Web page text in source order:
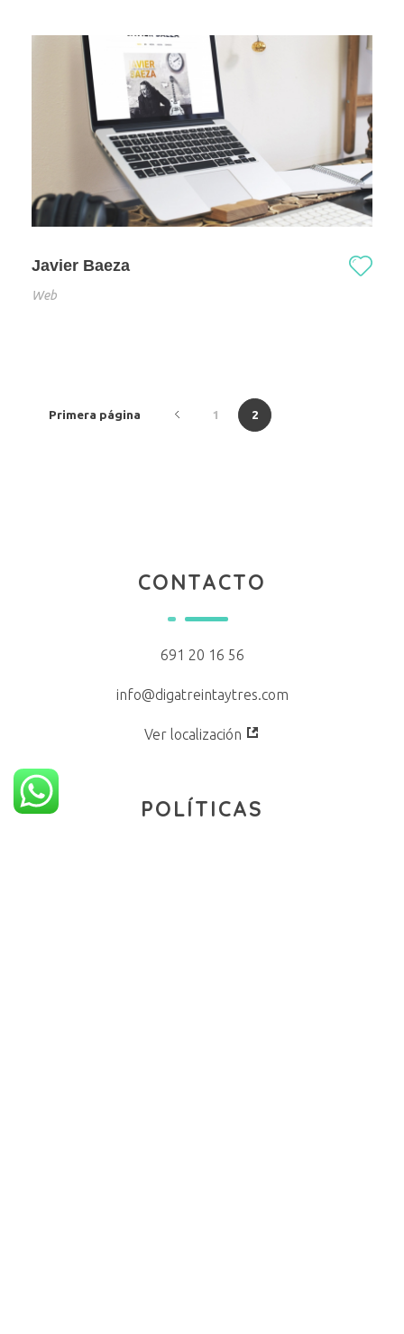
Javier Baeza
Web
Primera página 1 2
CONTACTO
691 20 16 56
info@digatreintaytres.com
Ver localización
POLÍTICAS